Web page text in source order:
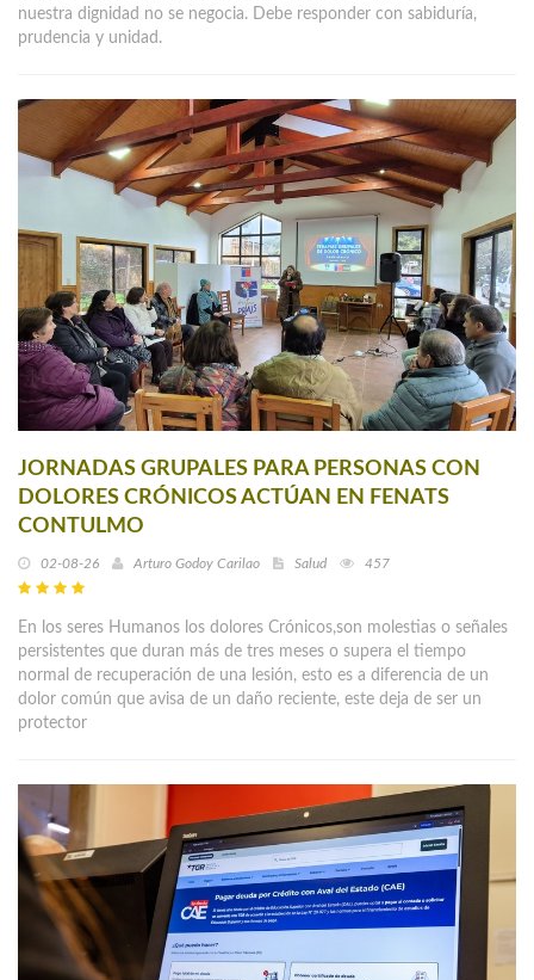
nuestra dignidad no se negocia. Debe responder con sabiduría,
prudencia y unidad.
JORNADAS GRUPALES PARA PERSONAS CON
DOLORES CRÓNICOS ACTÚAN EN FENATS
CONTULMO
02-08-26 Arturo Godoy Carilao Salud 457
En los seres Humanos los dolores Crónicos,son molestias o señales
persistentes que duran más de tres meses o supera el tiempo
normal de recuperación de una lesión, esto es a diferencia de un
dolor común que avisa de un daño reciente, este deja de ser un
protector